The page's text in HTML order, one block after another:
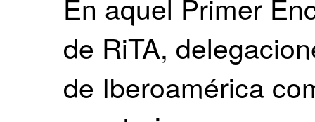
de RiTA,
de Iberoamérica